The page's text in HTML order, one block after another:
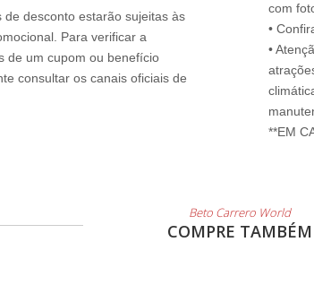
de desconto estarão sujeitas às
Para verificar a
de um cupom ou benefício
consultar os canais oficiais de
com
•
•
**EM
Beto Carrero World
COMPRE TAMBÉM